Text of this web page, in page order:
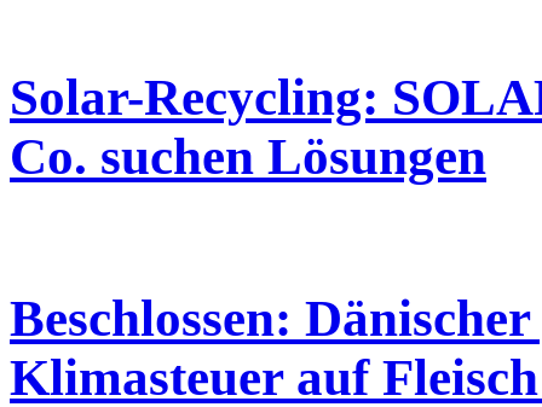
Solar-Recycling:
Co. suchen Lösungen
Beschlossen:
Klimasteuer auf